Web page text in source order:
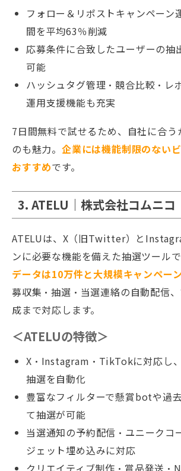
フォロー＆リポストキャンペーン
間を平均63％削減
応募条件に合致したユーザーの抽
可能
ハッシュタグ管理・競合比較・レ
運用支援機能も充実
7日間無料で試せるため、自社に合う
のも魅力。 企業には機能制限のない
おすすめです。
3. ATELU｜株式会社コムニコ
ATELUは、X（旧Twitter）と
ンに必要な機能を備えた抽選ツール
データは10万件と大規模キャンペー
募収集・抽選・当選連絡の自動配信
成まで対応します。
＜ATELUの特徴＞
X・Instagram・TikTokに対応し
抽選を自動化
豊富なフィルターで懸賞botや過
て抽選が可能
当選通知の予約配信・ユニークコ
ジェット埋め込みに対応
クリエイティブ制作・賞品発送・